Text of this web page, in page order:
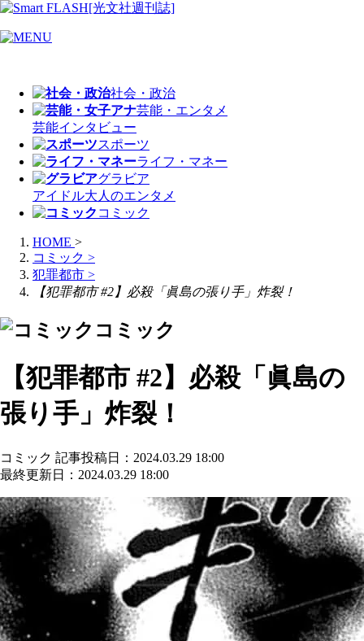
社会・政治
芸能・エンタメ
芸能インタビュー
スポーツ
ライフ・マネー
グラビア
アイドル大人のエンタメ
コミック
HOME >
コミック >
犯罪都市 >
【犯罪都市 #2】必殺「眞島の張り手」炸裂！
コミック
【犯罪都市 #2】必殺「眞島の
張り手」炸裂！
コミック 記事投稿日：2024.03.29 18:00
最終更新日：2024.03.29 18:00